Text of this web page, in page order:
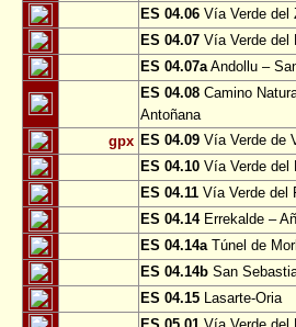
ES 04.06 Vía Verde del
ES 04.07 Vía Verde del
ES 04.07aAndollu –
ES 04.08 Camino
Antoñana
gpx ES 04.09 Vía Verde de
ES 04.10 Vía Verde del
ES 04.11 Vía Verde del
ES 04.14Errekalde –
ES 04.14aTúnel de
ES 04.14b San
ES 04.15 Lasarte-Oria